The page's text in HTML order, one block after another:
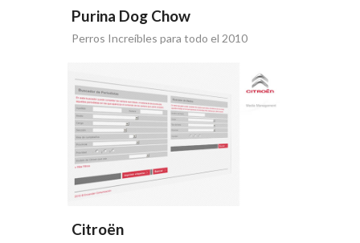
Purina Dog Chow
Perros Increíbles para todo el 2010
Citroën